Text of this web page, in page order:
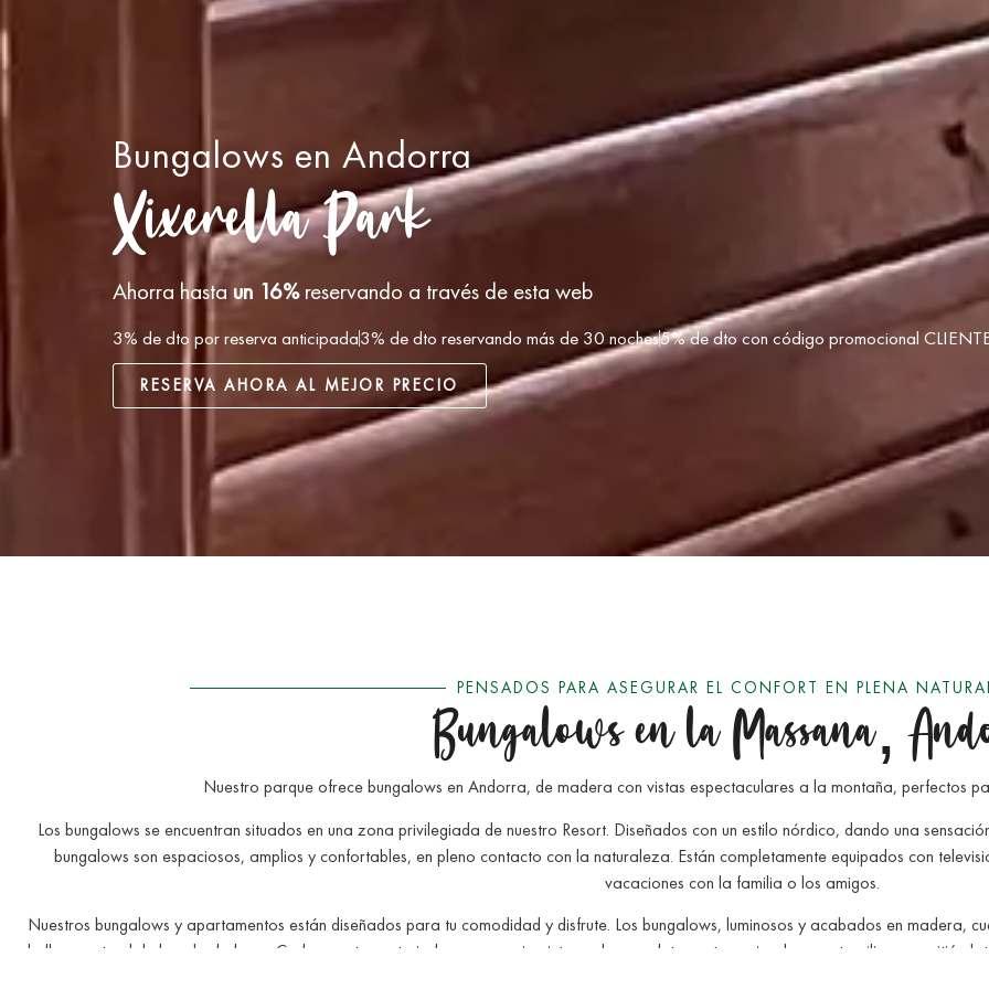
Bungalows en Andorra
Xixerella Park
Ahorra hasta un 16%reservando a través de esta web
3% de dto por reserva anticipada3% de dto reservando más de 30 noches5% de dto con código promocional
RESERVA AHORA AL MEJOR PRECIO
PENSADOS PARA ASEGURAR EL CONFORT EN PLENA
Bungalows en la Massana,
Nuestro parque ofrece bungalows en Andorra, de madera con vistas espectaculares a la montaña, perfectos
Los bungalows se encuentran situados en una zona privilegiada de nuestro Resort. Diseñados con un estilo nórdico, dando una
bungalows son espaciosos, amplios y confortables, en pleno contacto con la naturaleza. Están completamente equipados con
vacaciones con la familia o los amigos.
Nuestros bungalows y apartamentos están diseñados para tu comodidad y disfrute. Los bungalows, luminosos y acabados en madera,
belleza natural de los alrededores. Cada apartamento incluye una cocina integrada completamente equipada con utensilios,